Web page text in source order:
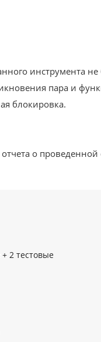
инструмента не
пара и
блокировка.
о проведенной
2 тестовые